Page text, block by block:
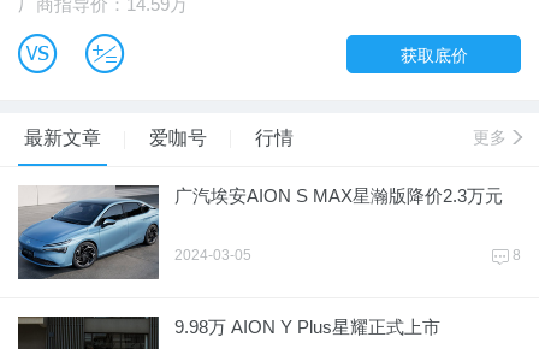
厂商指导价：14.59万
获取底价
B u
更多 e
最新文章 爱咖号 行情
广汽埃安AION S MAX星瀚版降价2.3万元
4 8
2024-03-05
9.98万 AION Y Plus星耀正式上市